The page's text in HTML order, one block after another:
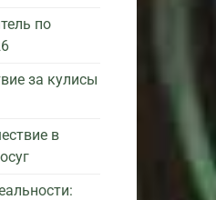
по
за кулисы
в